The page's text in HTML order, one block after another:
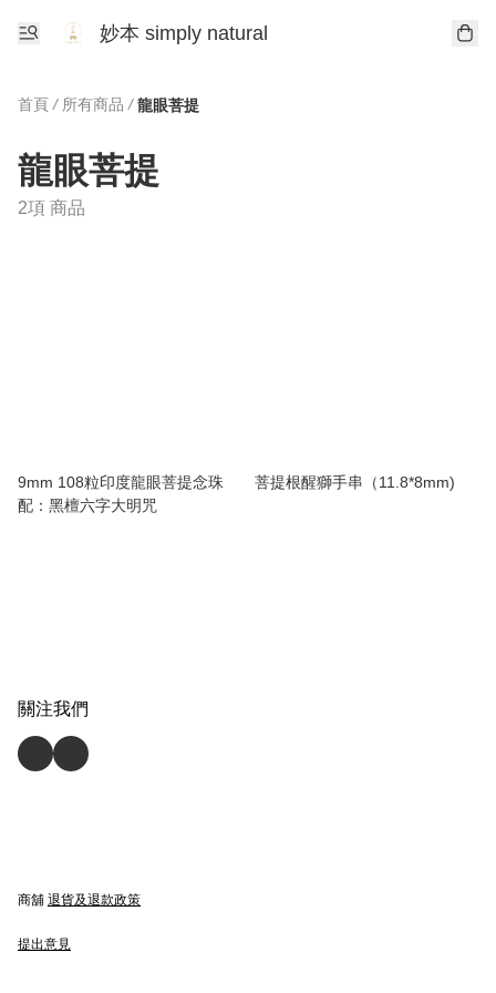
妙本 simply natural
首頁 / 所有商品 / 龍眼菩提
龍眼菩提
2項 商品
9mm 108粒印度龍眼菩提念珠
配：黑檀六字大明咒
菩提根醒獅手串（11.8*8mm)
關注我們
商舖 退貨及退款政策
提出意見